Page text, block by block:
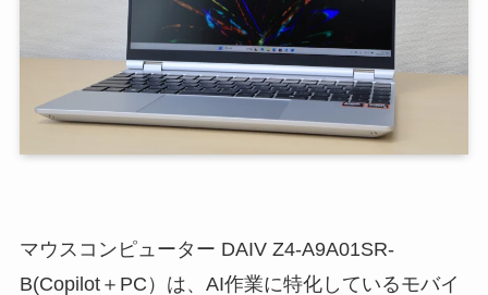
マウスコンピューター DAIV Z4-A9A01SR-
B(Copilot＋PC）は、AI作業に特化しているモバイ